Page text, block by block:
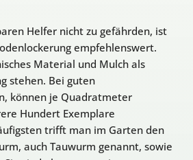
Helfer nicht zu gefährden, ist
empfehlenswert.
Material und Mulch als
stehen. Bei guten
können je Quadratmeter
Hundert Exemplare
trifft man im Garten den
auch Tauwurm genannt, sowie